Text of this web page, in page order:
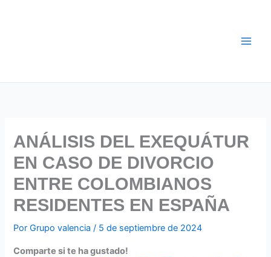
ANÁLISIS DEL EXEQUÁTUR
EN CASO DE DIVORCIO
ENTRE COLOMBIANOS
RESIDENTES EN ESPAÑA
PorGrupo valencia/ 5 de septiembre de 2024
Comparte si te ha gustado!